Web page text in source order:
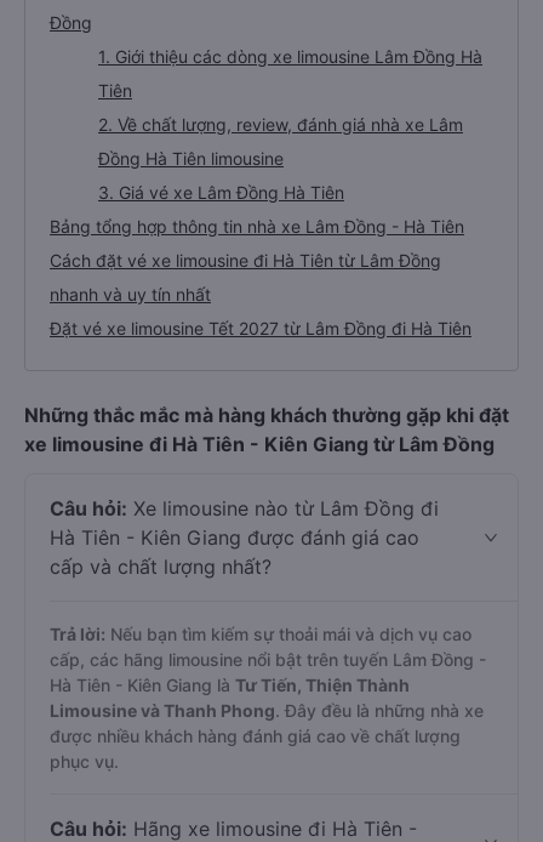
Đồng
1. Giới thiệu các dòng xe limousine Lâm Đồng Hà
Tiên
2. Về chất lượng, review, đánh giá nhà xe Lâm
Đồng Hà Tiên limousine
3. Giá vé xe Lâm Đồng Hà Tiên
Bảng tổng hợp thông tin nhà xe Lâm Đồng - Hà Tiên
Cách đặt vé xe limousine đi Hà Tiên từ Lâm Đồng
nhanh và uy tín nhất
Đặt vé xe limousine Tết 2027 từ Lâm Đồng đi Hà Tiên
Những thắc mắc mà hàng khách thường gặp khi đặt
xe limousine đi Hà Tiên - Kiên Giang từ Lâm Đồng
Câu hỏi: Xe limousine nào từ Lâm Đồng đi
Hà Tiên - Kiên Giang được đánh giá cao
cấp và chất lượng nhất?
Trả lời: Nếu bạn tìm kiếm sự thoải mái và dịch vụ cao
cấp, các hãng limousine nổi bật trên tuyến Lâm Đồng -
Hà Tiên - Kiên Giang là Tư Tiến, Thiện Thành
Limousine và Thanh Phong. Đây đều là những nhà xe
được nhiều khách hàng đánh giá cao về chất lượng
phục vụ.
Câu hỏi: Hãng xe limousine đi Hà Tiên -